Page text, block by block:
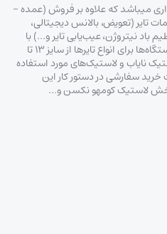
میباشد که علاوه بر فروش (عمده –
تایر (تعویض، بالانس دیجیتالی،
باد نیتروژن، عیب‌یابی تایر و…) با
استفاده از به روزترین و دقیق‌ترین دستگاه‌ها برای انواع تایرها از سایز ۱۳ تا
نایاب و لاستیک‌های مورد استفاده
سفارشی در دستور کار این
لاستیک کومهو نکسن و…